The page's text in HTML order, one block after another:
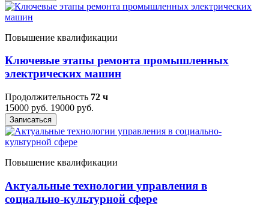
Повышение квалификации
Ключевые этапы ремонта промышленных
электрических машин
Продолжительность 72 ч
15000 руб. 19000 руб.
Записаться
Повышение квалификации
Актуальные технологии управления в
социально-культурной сфере